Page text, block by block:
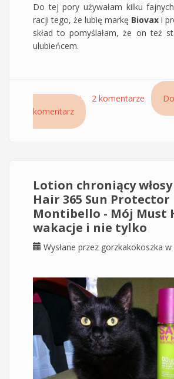
Do tej pory używałam kilku
racji tego, że lubię markę Biovax i
skład to pomyślałam, że on też
ulubieńcem.
Czytaj dalejwpis Jak się u mnie
trychologiczny Biovax
czaruszką?
2 komentarze
komentarz
Lotion chroniący włosy
Hair 365 Sun Protector
Montibello - Mój Must
wakacje i nie tylko
Wysłane przez gorzkakokoszka w